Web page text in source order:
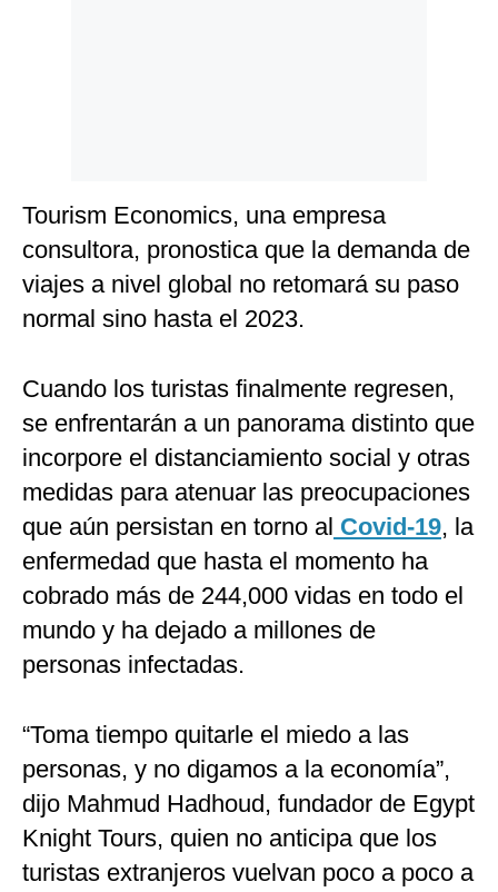
Tourism Economics, una empresa
consultora, pronostica que la demanda de
viajes a nivel global no retomará su paso
normal sino hasta el 2023.
Cuando los turistas finalmente regresen,
se enfrentarán a un panorama distinto que
incorpore el distanciamiento social y otras
medidas para atenuar las preocupaciones
que aún persistan en torno al Covid-19, la
enfermedad que hasta el momento ha
cobrado más de 244,000 vidas en todo el
mundo y ha dejado a millones de
personas infectadas.
“Toma tiempo quitarle el miedo a las
personas, y no digamos a la economía”,
dijo Mahmud Hadhoud, fundador de Egypt
Knight Tours, quien no anticipa que los
turistas extranjeros vuelvan poco a poco a